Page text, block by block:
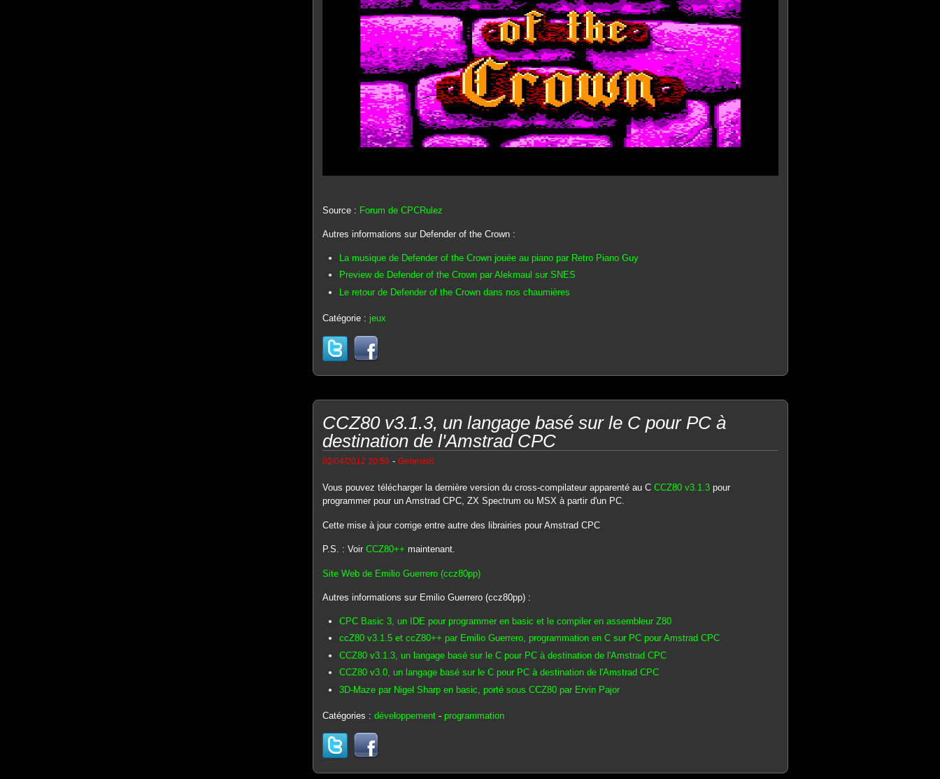
Source : Forum de CPCRulez
Autres informations sur Defender of the Crown :
La musique de Defender of the Crown jouée au piano par Retro Piano Guy
Preview de Defender of the Crown par Alekmaul sur SNES
Le retour de Defender of the Crown dans nos chaumières
Catégorie : jeux
CCZ80 v3.1.3, un langage basé sur le C pour PC à
destination de l'Amstrad CPC
02/04/2012 20:59 - Genesis8
Vous pouvez télécharger la dernière version du cross-compilateur apparenté au C CCZ80 v3.1.3pour
programmer pour un Amstrad CPC, ZX Spectrum ou MSX à partir d'un PC.
Cette mise à jour corrige entre autre des librairies pour Amstrad CPC
P.S. : Voir CCZ80++ maintenant.
Site Web de Emilio Guerrero (ccz80pp)
Autres informations sur Emilio Guerrero (ccz80pp) :
CPC Basic 3, un IDE pour programmer en basic et le compiler en assembleur Z80
ccZ80 v3.1.5 et ccZ80++ par Emilio Guerrero, programmation en C sur PC pour Amstrad CPC
CCZ80 v3.1.3, un langage basé sur le C pour PC à destination de l'Amstrad CPC
CCZ80 v3.0, un langage basé sur le C pour PC à destination de l'Amstrad CPC
3D-Maze par Nigel Sharp en basic, porté sous CCZ80 par Ervin Pajor
Catégories : développement- programmation